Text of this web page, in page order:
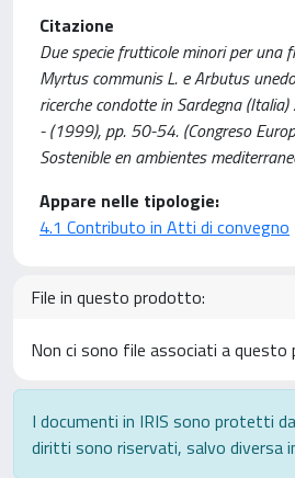
Citazione
Due specie frutticole minori per una
Myrtus communis L. e Arbutus
ricerche condotte in Sardegna
- (1999), pp. 50-54. (Congreso
Sostenible en ambientes
Appare nelle tipologie:
4.1 Contributo in Atti di convegno
File in questo prodotto:
Non ci sono file associati a
I documenti in IRIS sono protetti
diritti sono riservati, salvo diversa